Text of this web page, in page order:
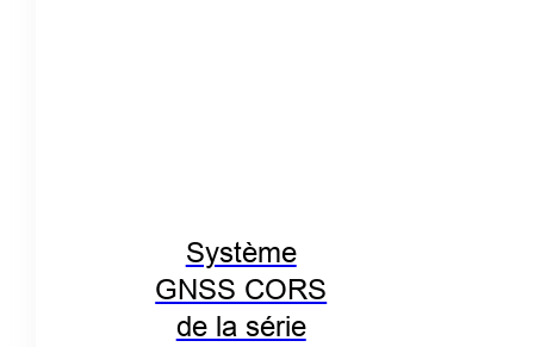
Système
GNSS CORS
de la série